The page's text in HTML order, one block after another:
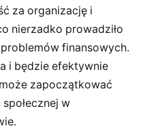
za organizację i
nierzadko prowadziło
finansowych.
i będzie efektywnie
zapoczątkować
w